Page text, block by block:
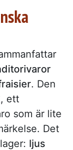
. Den
ett
som är lite
Det
ljus